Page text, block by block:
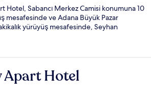
Hotel, Sabancı Merkez Camisi konumuna 10
mesafesinde ve Adana Büyük Pazar
yürüyüş mesafesinde, Seyhan
Apart Hotel